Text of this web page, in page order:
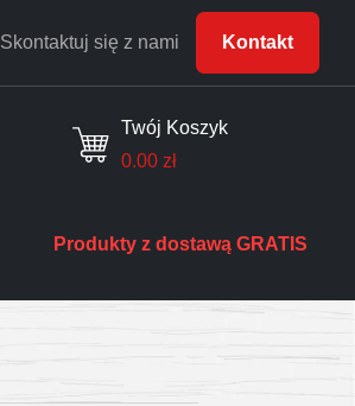
Skontaktuj się z nami Kontakt
Twój Koszyk
0.00 zł
Produkty z dostawą GRATIS